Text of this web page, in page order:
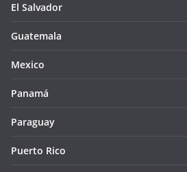
El Salvador
Guatemala
Mexico
Panamá
Paraguay
Puerto Rico